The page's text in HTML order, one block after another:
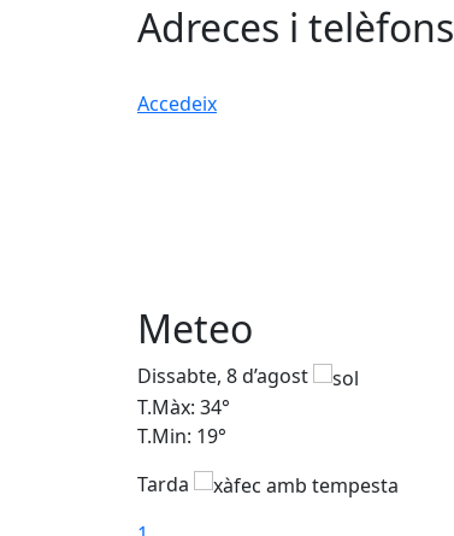
Adreces i telèfons
Accedeix
Meteo
Dissabte, 8 d’agost
T.Màx: 34°
T.Min: 19°
Tarda